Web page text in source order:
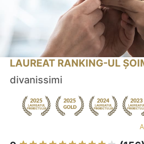
LAUREAT RANKING-UL
divanissimi